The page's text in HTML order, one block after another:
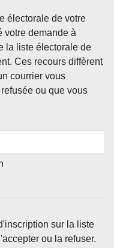
électorale de votre
votre demande à
la liste électorale de
Ces recours diffèrent
courrier vous
ou que vous
sur la liste
ou la refuser.